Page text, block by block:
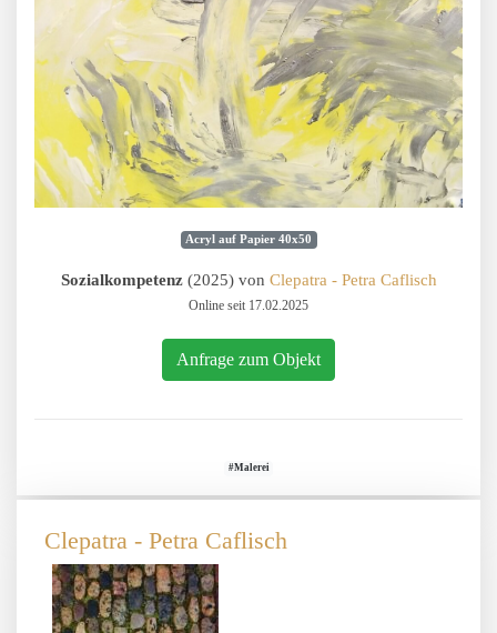
Acryl auf Papier 40x50
Sozialkompetenz(2025) von Clepatra - Petra Caflisch
Online seit 17.02.2025
Anfrage zum Objekt
#Malerei
Clepatra - Petra Caflisch